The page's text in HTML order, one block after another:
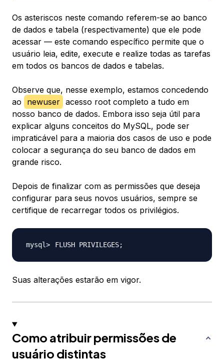
Os asteriscos neste comando referem-se ao banco
de dados e tabela (respectivamente) que ele pode
acessar — este comando específico permite que o
usuário leia, edite, execute e realize todas as tarefas
em todos os bancos de dados e tabelas.
Observe que, nesse exemplo, estamos concedendo
ao
newuser acesso root completo a tudo em
nosso banco de dados. Embora isso seja útil para
explicar alguns conceitos do MySQL, pode ser
impraticável para a maioria dos casos de uso e pode
colocar a segurança do seu banco de dados em
grande risco.
Depois de finalizar com as permissões que deseja
configurar para seus novos usuários, sempre se
certifique de recarregar todos os privilégios.
FLUSH PRIVILEGES;
Suas alterações estarão em vigor.
Como atribuir permissões de
usuário distintas